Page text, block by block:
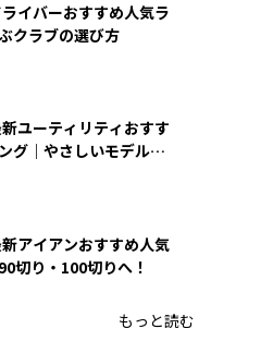
イバーおすすめ人気ラ
クラブの選び方
新ユーティリティおすす
グ｜やさしいモデルの
新アイアンおすすめ人気
切り・100切りへ！
もっと読む